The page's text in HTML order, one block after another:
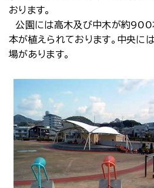
おります。
公園には高木及び中木が約900
本が植えられております。中央
場があります。